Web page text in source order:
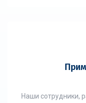
Наши сотрудники,